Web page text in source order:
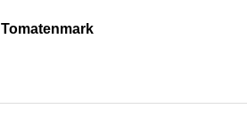
Tomatenmark